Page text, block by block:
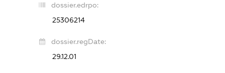
dossier.edrpo:
25306214
dossier.regDate:
29.12.01